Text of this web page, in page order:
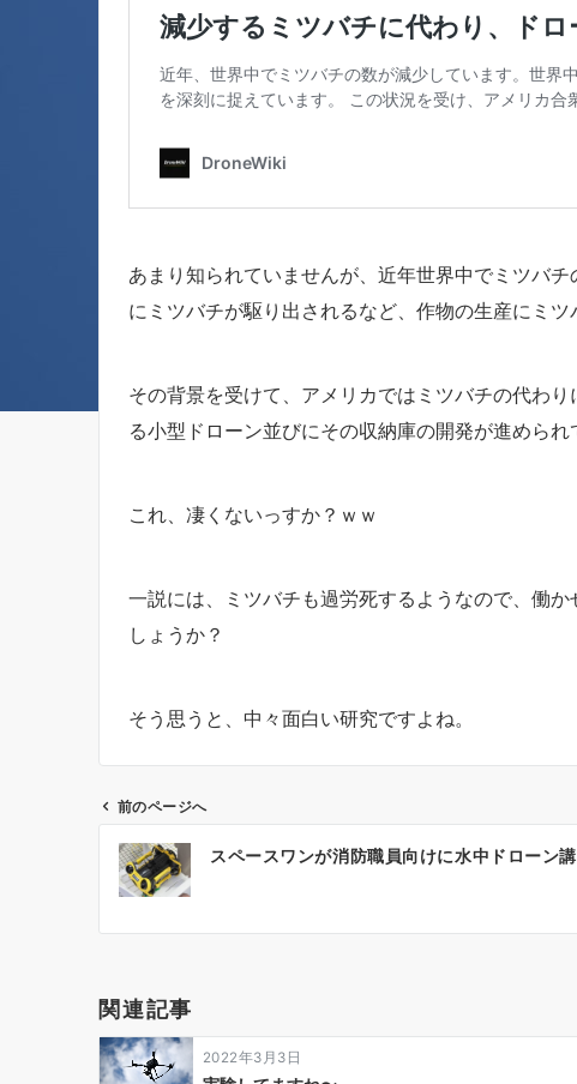
あまり知られていませんが、近年世界中でミツバ
にミツバチが駆り出されるなど、作物の生産にミツ
その背景を受けて、アメリカではミツバチの代わ
る小型ドローン並びにその収納庫の開発が進められ
これ、凄くないっすか？ｗｗ
一説には、ミツバチも過労死するようなので、働
しょうか？
そう思うと、中々面白い研究ですよね。
投
稿
ゲ
ー
前のページへ
スペースワンが消防職員向けに水中ドローン
関連記事
2022年3月3日